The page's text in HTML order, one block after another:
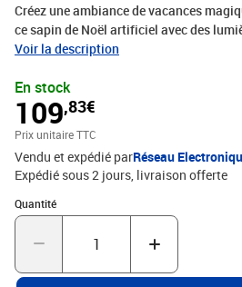
Créez une ambiance de vacances
ce sapin de Noël artificiel avec des
colorées. Matériau réaliste : fabriqué en
apparence.Décoration de Noël
équipé de 2 modes d'éclairage : LED et
LED en forme d'étoile à la cime de
pour le festival.Support stable : le
arbre de Noël une stabilité
décoration des fêtes peut être réutilisée
fait un choix très économique par
Remarque :Chaque produit est livré
dans la boîte pour un montage
cmTension d'entrée : 230 V~Tension de
Voir la description
En stock
109,83€
Prix unitaire TTC
Vendu et expédié parRéseau
Expédié sous 2 jours livraison offerte
Quantité
Quantité : 1